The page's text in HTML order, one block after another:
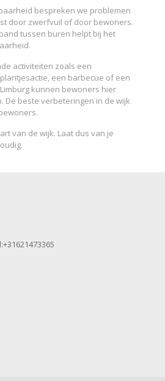
bespreken we problemen
door zwerfvuil of door bewoners.
tussen buren helpt bij het
activiteiten zoals een
een barbecue of een
kunnen bewoners hier
De beste verbeteringen in de wijk
van de wijk. Laat dus van je